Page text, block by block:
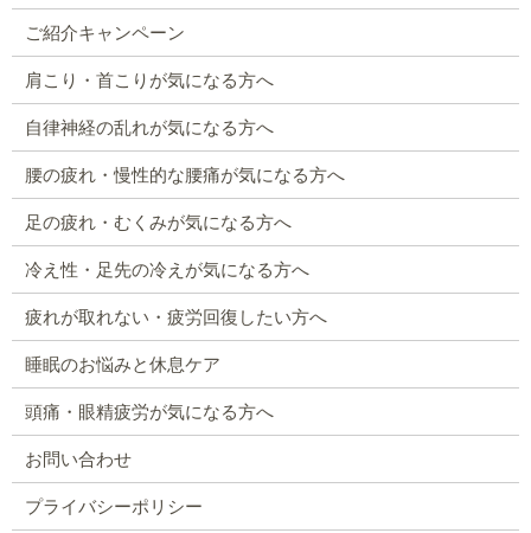
ご紹介キャンペーン
肩こり・首こりが気になる方へ
自律神経の乱れが気になる方へ
腰の疲れ・慢性的な腰痛が気になる方へ
足の疲れ・むくみが気になる方へ
冷え性・足先の冷えが気になる方へ
疲れが取れない・疲労回復したい方へ
睡眠のお悩みと休息ケア
頭痛・眼精疲労が気になる方へ
お問い合わせ
プライバシーポリシー